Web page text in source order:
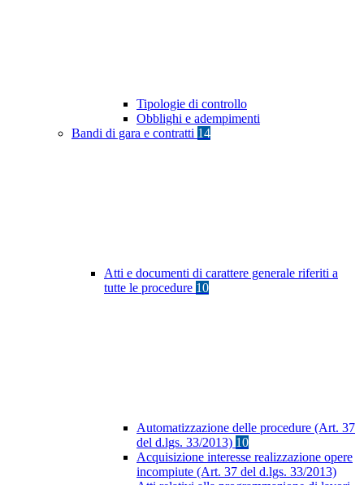
Tipologie di controllo
Obblighi e adempimenti
Bandi di gara e contratti 14
Atti e documenti di carattere generale riferiti a
tutte le procedure 10
Automatizzazione delle procedure (Art. 37
del d.lgs. 33/2013) 10
Acquisizione interesse realizzazione opere
incompiute (Art. 37 del d.lgs. 33/2013)